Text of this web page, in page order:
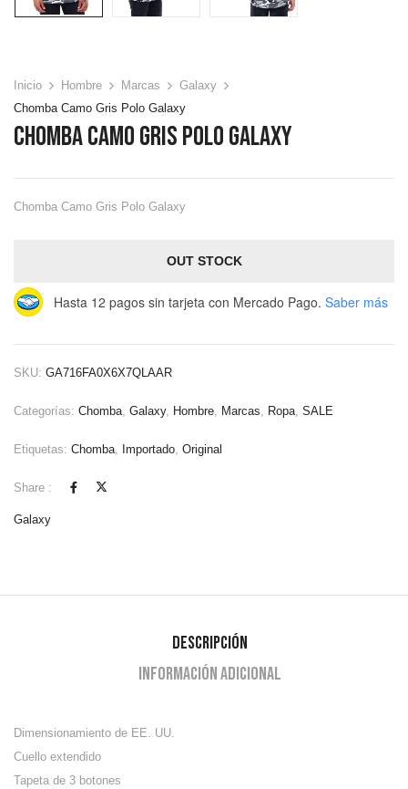
Inicio Hombre Marcas
Galaxy
Chomba Camo Gris Polo Galaxy
Chomba Camo Gris Polo Galaxy
Chomba Camo Gris Polo Galaxy
OUT STOCK
Hasta 12 pagos sin tarjeta con Mercado Pago. Saber más
SKU: GA716FA0X6X7QLAAR
Categorías: Chomba, Galaxy, Hombre, Marcas, Ropa, SALE
Etiquetas: Chomba, Importado, Original
Share :
Galaxy
Descripción
Información adicional
Dimensionamiento de EE. UU.
Cuello extendido
Tapeta de 3 botones